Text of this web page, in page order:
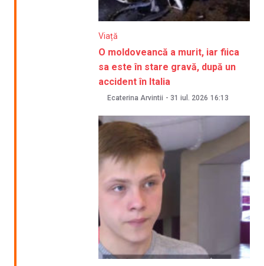
Viață
O moldoveancă a murit, iar fiica
sa este în stare gravă, după un
accident în Italia
Ecaterina Arvintii - 31 iul. 2026 16:13